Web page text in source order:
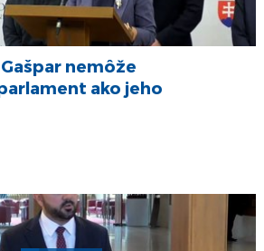
Gašpar nemôže
ako jeho